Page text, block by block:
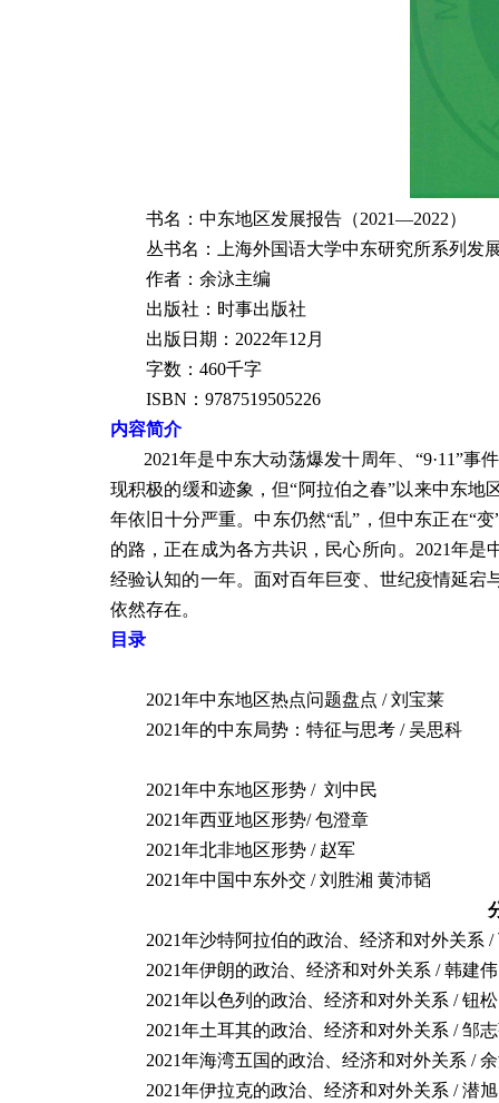
书名：中东地区发展报告（2021—2022）
丛书名：上海外国语大学中东研究所系列发
作者：余泳主编
出版社：时事出版社
出版日期： 2022年12 月
字数：460千字
ISBN ： 9787519505226
内容简介
2021年是中东大动荡爆发十周年、“9·11”事
现积极的缓和迹象，但“阿拉伯之春”以来中东地
年依旧十分严重。中东仍然“乱”，但中东正在“
的路，正在成为各方共识，民心所向。2021年
经验认知的一年。面对百年巨变、世纪疫情延宕
依然存在。
目录
2021年中东地区热点问题盘点 / 刘宝莱
2021年的中东局势：特征与思考 / 吴思科
2021年中东地区形势 / 刘中民
2021年西亚地区形势/ 包澄章
2021年北非地区形势 / 赵军
2021年中国中东外交 / 刘胜湘 黄沛韬
2021年沙特阿拉伯的政治、经济和对外关系 /
2021年伊朗的政治、经济和对外关系 / 韩建伟
2021年以色列的政治、经济和对外关系 / 钮
2021年土耳其的政治、经济和对外关系 / 邹
2021年海湾五国的政治、经济和对外关系 /
2021年伊拉克的政治、经济和对外关系 / 潜